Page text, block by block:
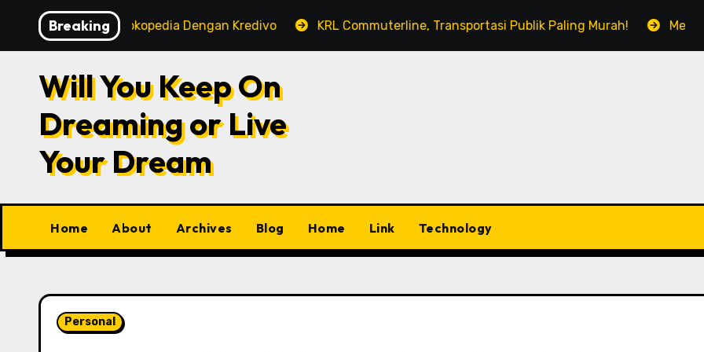
content
Breaking
Tokopedia Dengan Kredivo KRL Commuterline, Transportasi Publik Paling Murah! Menyesap Kopi
Will You Keep On
Dreaming or Live
Your Dream
Home About Archives Blog Home Link Technology
Personal